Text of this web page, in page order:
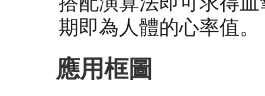
期即為人體的心率值。
應用框圖